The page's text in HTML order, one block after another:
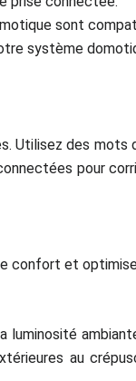
sont
système
Utilisez des
pour
confort et
luminosité
au